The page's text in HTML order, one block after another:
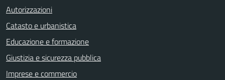
Autorizzazioni
Catasto e urbanistica
Educazione e formazione
Giustizia e sicurezza pubblica
Imprese e commercio